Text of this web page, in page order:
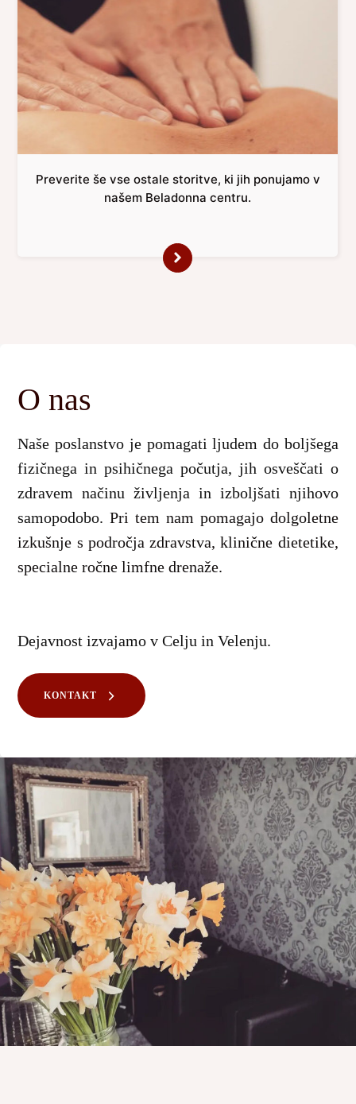
Preverite še vse ostale storitve, ki jih ponujamo v
našem Beladonna centru.
O nas
Naše poslanstvo je pomagati ljudem do boljšega
fizičnega in psihičnega počutja, jih osveščati o
zdravem načinu življenja in izboljšati njihovo
samopodobo.Pri tem nam pomagajo dolgoletne
izkušnje s področja zdravstva, klinične dietetike,
specialne ročne limfne drenaže.
Dejavnost izvajamo v Celju in Velenju.
KONTAKT